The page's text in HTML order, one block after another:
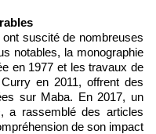
suscité de nombreuses
notables, la monographie
en 1977 et les travaux de
en 2011, offrent des
sur Maba. En 2017, un
a rassemblé des articles
de son impact